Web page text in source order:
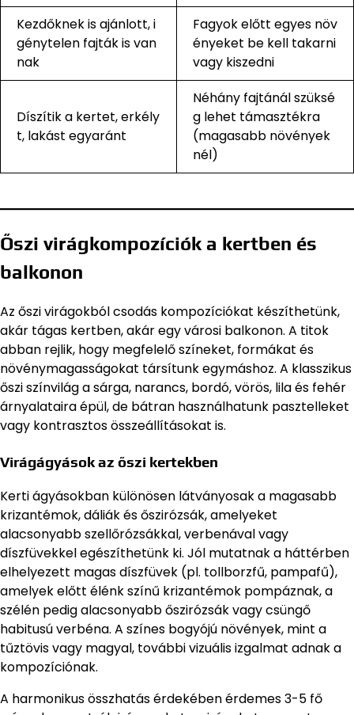
Kezdőknek is ajánlott, i
génytelen fajták is van
nak
Fagyok előtt egyes növ
ényeket be kell takarni
vagy kiszedni
Díszítik a kertet, erkély
t, lakást egyaránt
Néhány fajtánál szüksé
g lehet támasztékra
(magasabb növények
nél)
Őszi virágkompozíciók a kertben és
balkonon
Az őszi virágokból csodás kompozíciókat készíthetünk,
akár tágas kertben, akár egy városi balkonon. A titok
abban rejlik, hogy megfelelő színeket, formákat és
növénymagasságokat társítunk egymáshoz. A klasszikus
őszi színvilág a sárga, narancs, bordó, vörös, lila és fehér
árnyalataira épül, de bátran használhatunk pasztelleket
vagy kontrasztos összeállításokat is.
Virágágyások az őszi kertekben
Kerti ágyásokban különösen látványosak a magasabb
krizantémok, dáliák és őszirózsák, amelyeket
alacsonyabb szellőrózsákkal, verbenával vagy
díszfüvekkel egészíthetünk ki. Jól mutatnak a háttérben
elhelyezett magas díszfüvek (pl. tollborzfű, pampafű),
amelyek előtt élénk színű krizantémok pompáznak, a
szélén pedig alacsonyabb őszirózsák vagy csüngő
habitusú verbéna. A színes bogyójú növények, mint a
tűztövis vagy magyal, további vizuális izgalmat adnak a
kompozíciónak.
A harmonikus összhatás érdekében érdemes 3-5 fő